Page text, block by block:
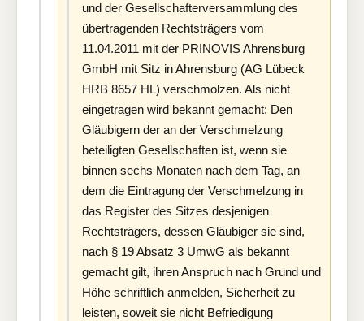
und der Gesellschafterversammlung des
übertragenden Rechtsträgers vom
11.04.2011 mit der PRINOVIS Ahrensburg
GmbH mit Sitz in Ahrensburg (AG Lübeck
HRB 8657 HL) verschmolzen. Als nicht
eingetragen wird bekannt gemacht: Den
Gläubigern der an der Verschmelzung
beteiligten Gesellschaften ist, wenn sie
binnen sechs Monaten nach dem Tag, an
dem die Eintragung der Verschmelzung in
das Register des Sitzes desjenigen
Rechtsträgers, dessen Gläubiger sie sind,
nach § 19 Absatz 3 UmwG als bekannt
gemacht gilt, ihren Anspruch nach Grund und
Höhe schriftlich anmelden, Sicherheit zu
leisten, soweit sie nicht Befriedigung